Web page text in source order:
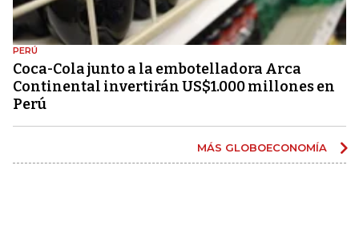
PERÚ
Coca-Cola junto a la embotelladora Arca
Continental invertirán US$1.000 millones en
Perú
MÁS GLOBOECONOMÍA